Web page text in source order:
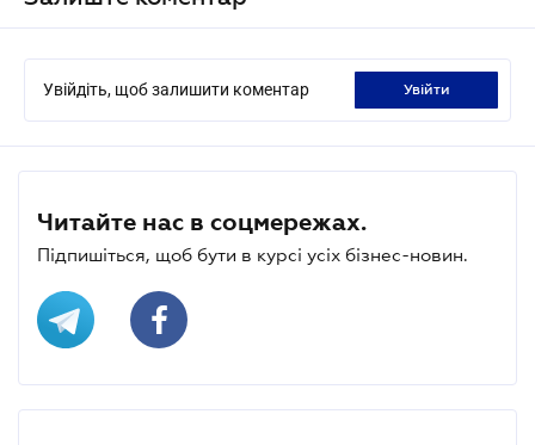
Увійдіть, щоб залишити коментар увійти
Читайте нас в соцмережах.
Підпишіться, щоб бути в курсі усіх бізнес-новин.